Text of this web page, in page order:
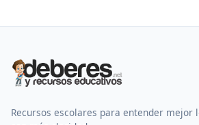
Recursos escolares para entender mejor